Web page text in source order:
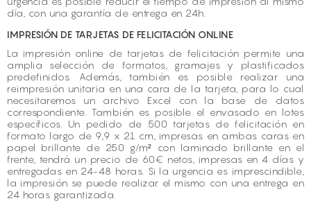
día, con una garantía de entrega en 24h.
IMPRESIÓN DE TARJETAS DE FELICITACIÓN ONLINE
La impresión online de tarjetas de felicitación permite una
amplia selección de formatos, gramajes y plastificados
predefinidos. Además, también es posible realizar una
reimpresión unitaria en una cara de la tarjeta, para lo cual
necesitaremos un archivo Excel con la base de datos
correspondiente. También es posible el envasado en lotes
específicos. Un pedido de 500 tarjetas de felicitación en
formato largo de 9,9 x 21 cm, impresas en ambas caras en
papel brillante de 250 g/m² con laminado brillante en el
frente, tendrá un precio de 60€ netos, impresas en 4 días y
entregadas en 24-48 horas. Si la urgencia es imprescindible,
la impresión se puede realizar el mismo con una entrega en
24 horas garantizada.